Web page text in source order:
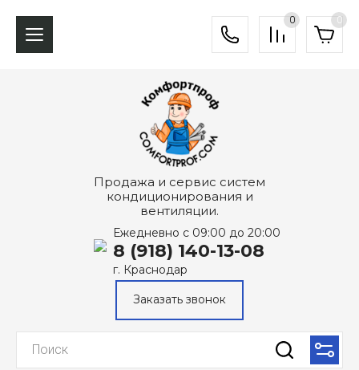
0 0
Продажа и сервис систем
кондиционирования и
вентиляции.
Ежедневно с 09:00 до 20:00
8 (918) 140-13-08
г. Краснодар
Заказать звонок